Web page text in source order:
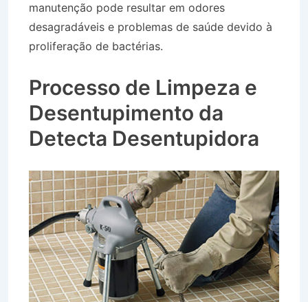
manutenção pode resultar em odores
desagradáveis e problemas de saúde devido à
proliferação de bactérias.
Processo de Limpeza e
Desentupimento da
Detecta Desentupidora